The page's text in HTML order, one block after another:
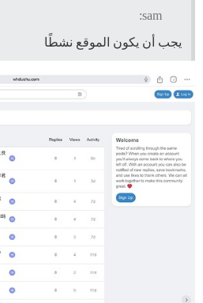
sam:
يجب أن يكون الموقع نشطًا